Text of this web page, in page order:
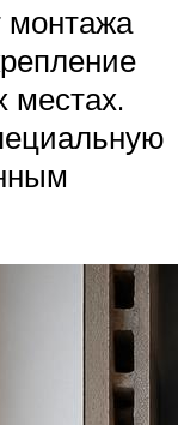
монтажа
местах.